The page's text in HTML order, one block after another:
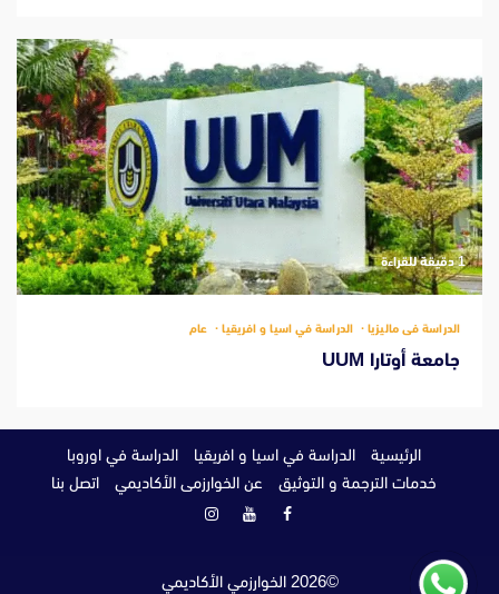
‫1 دقيقة للقراءة
الدراسة فى ماليزيا الدراسة في اسيا و افريقيا عام
جامعة أوتارا UUM
الرئيسية الدراسة في اسيا و افريقيا
الدراسة في اوروبا
خدمات الترجمة و التوثيق
عن الخوارزمى الأكاديمي اتصل بنا
فيسبوكيوتيوبانستغرام
©
2026 الخوارزمي الأكاديمي